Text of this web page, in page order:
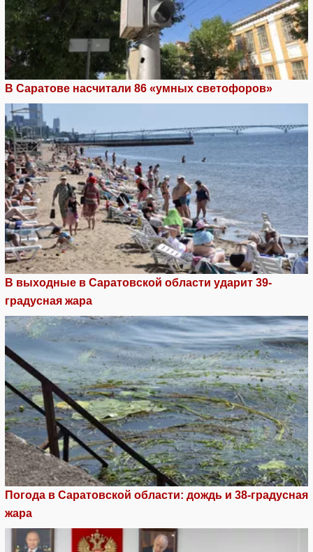
В Саратове насчитали 86 «умных светофоров»
В выходные в Саратовской области ударит 39-
градусная жара
Погода в Саратовской области: дождь и 38-градусная
жара